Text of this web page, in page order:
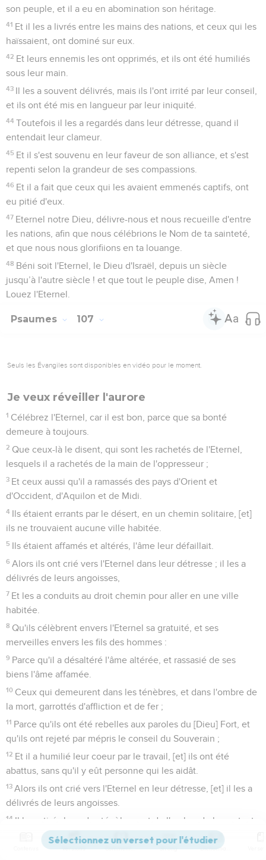
son peuple, et il a eu en abomination son héritage.
41 Et il les a livrés entre les mains des nations, et ceux qui les
haïssaient, ont dominé sur eux.
42 Et leurs ennemis les ont opprimés, et ils ont été humiliés
sous leur main.
43 Il les a souvent délivrés, mais ils l'ont irrité par leur conseil,
et ils ont été mis en langueur par leur iniquité.
44 Toutefois il les a regardés dans leur détresse, quand il
entendait leur clameur.
45 Et il s'est souvenu en leur faveur de son alliance, et s'est
repenti selon la grandeur de ses compassions.
46 Et il a fait que ceux qui les avaient emmenés captifs, ont
eu pitié d'eux.
47 Eternel notre Dieu, délivre-nous et nous recueille d'entre
les nations, afin que nous célébrions le Nom de ta sainteté,
et que nous nous glorifiions en ta louange.
48 Béni soit l'Eternel, le Dieu d'Israël, depuis un siècle
jusqu’à l'autre siècle ! et que tout le peuple dise, Amen !
Louez l'Eternel.
Psaumes 107
Seuls les Évangiles sont disponibles en vidéo pour le moment.
Je veux réveiller l'aurore
1 Célébrez l'Eternel, car il est bon, parce que sa bonté
demeure à toujours.
2 Que ceux-là le disent, qui sont les rachetés de l'Eternel,
lesquels il a rachetés de la main de l'oppresseur ;
3 Et ceux aussi qu'il a ramassés des pays d'Orient et
d'Occident, d'Aquilon et de Midi.
4 Ils étaient errants par le désert, en un chemin solitaire, [et]
ils ne trouvaient aucune ville habitée.
5 Ils étaient affamés et altérés, l'âme leur défaillait.
6 Alors ils ont crié vers l'Eternel dans leur détresse ; il les a
délivrés de leurs angoisses,
7 Et les a conduits au droit chemin pour aller en une ville
habitée.
8 Qu'ils célèbrent envers l'Eternel sa gratuité, et ses
merveilles envers les fils des hommes :
9 Parce qu'il a désaltéré l'âme altérée, et rassasié de ses
biens l'âme affamée.
10 Ceux qui demeurent dans les ténèbres, et dans l'ombre de
la mort, garrottés d'affliction et de fer ;
11 Parce qu'ils ont été rebelles aux paroles du [Dieu] Fort, et
qu'ils ont rejeté par mépris le conseil du Souverain ;
12 Et il a humilié leur coeur par le travail, [et] ils ont été
abattus, sans qu'il y eût personne qui les aidât.
13 Alors ils ont crié vers l'Eternel en leur détresse, [et] il les a
délivrés de leurs angoisses.
14 Il les a tirés hors des ténèbres, et de l'ombre de la mort, et
il a rompu leurs liens.
Qu'ils célèbrent envers l'Eternel sa gratuité, et ses
Versions Commentaires Strong